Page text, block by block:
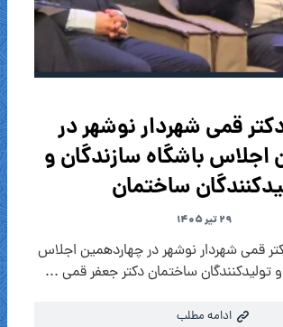
قمی شهردار نوشهر در
اجلاس باشگاه سازندگان و
ساختمان
۲۹ تیر ۱۴۰۵
قمی شهردار نوشهر در چهاردهمین اجلاس
و تولیدکنندگان ساختمان دکتر جعفر قمی ...
ادامه مطلب